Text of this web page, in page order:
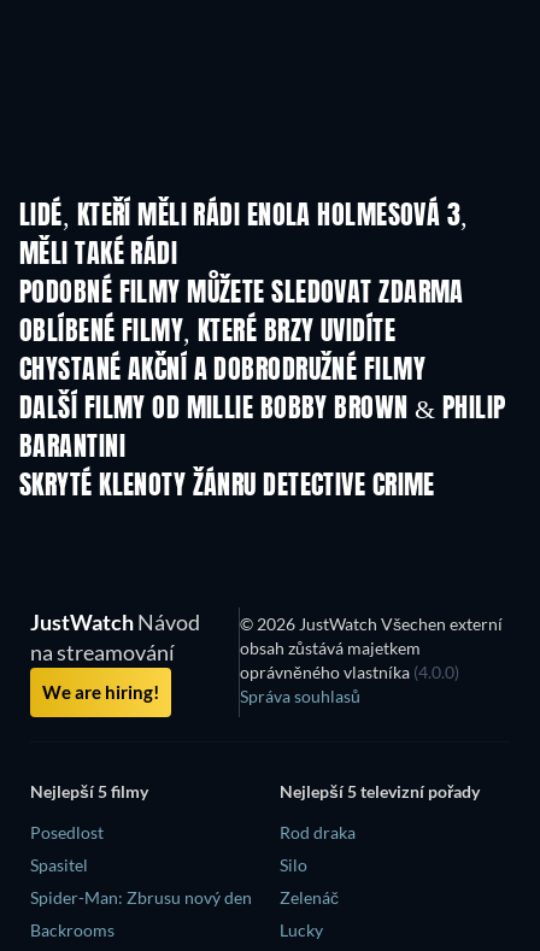
LIDÉ, KTEŘÍ MĚLI RÁDI ENOLA HOLMESOVÁ 3,
MĚLI TAKÉ RÁDI
PODOBNÉ FILMY MŮŽETE SLEDOVAT ZDARMA
OBLÍBENÉ FILMY, KTERÉ BRZY UVIDÍTE
CHYSTANÉ AKČNÍ A DOBRODRUŽNÉ FILMY
DALŠÍ FILMY OD MILLIE BOBBY BROWN & PHILIP
BARANTINI
SKRYTÉ KLENOTY ŽÁNRU DETECTIVE CRIME
TV
JustWatchNávod
na streamování
We are hiring!
© 2026 JustWatch Všechen externí
obsah zůstává majetkem
oprávněného vlastníka (4.0.0)
Správa souhlasů
Nejlepší 5 filmy
Posedlost
Spasitel
Spider-Man: Zbrusu nový den
Backrooms
Nejlepší 5 televizní pořady
Rod draka
Silo
Zelenáč
Lucky